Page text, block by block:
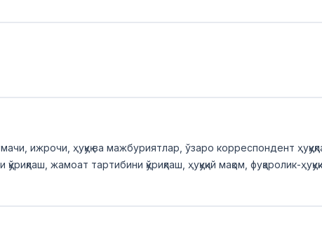
ижрочи, ҳуқуқ ва мажбуриятлар, ўзаро корреспондент
жамоат тартибини қўриқлаш, ҳуқуқий мақом, фуқаролик-